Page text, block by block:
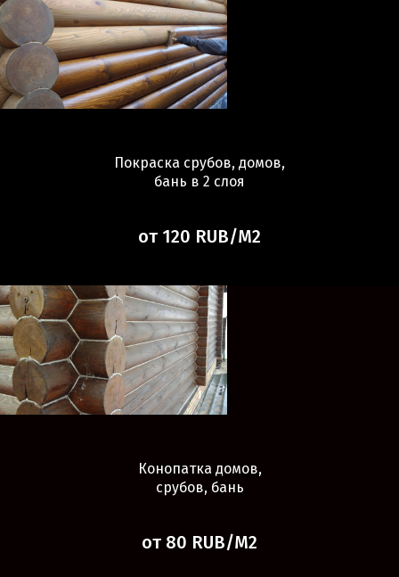
Покраска срубов, домов,
бань в 2 слоя
от 120 RUB/М2
Конопатка домов,
срубов, бань
от 80 RUB/М2